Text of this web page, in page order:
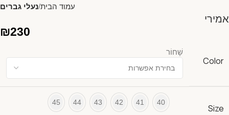
עמוד הבית נעלי גברים
אמירי
₪230
Color
שָׁחוֹר
Size
40
41
42
43
44
45